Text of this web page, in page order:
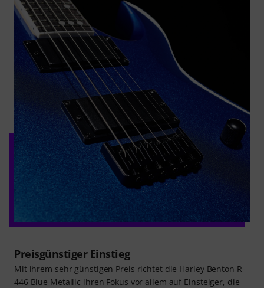
Preisgünstiger Einstieg
Mit ihrem sehr günstigen Preis richtet die Harley Benton R-
446 Blue Metallic ihren Fokus vor allem auf Einsteiger, die